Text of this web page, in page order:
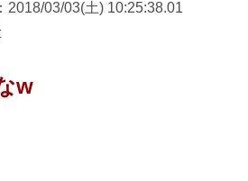
：2018/03/03(土) 10:25:38.01
w